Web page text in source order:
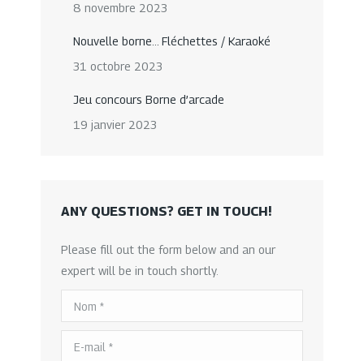
8 novembre 2023
Nouvelle borne… Fléchettes / Karaoké
31 octobre 2023
Jeu concours Borne d’arcade
19 janvier 2023
ANY QUESTIONS? GET IN TOUCH!
Please fill out the form below and an our
expert will be in touch shortly.
Nom *
E-mail *